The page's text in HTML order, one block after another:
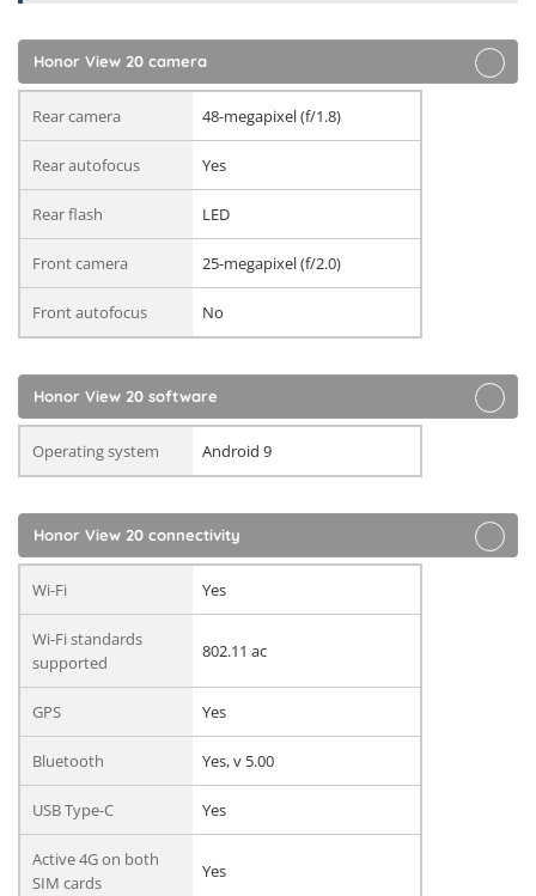
Honor View 20 camera
Rear camera 48-megapixel (f/1.8)
Rear autofocus Yes
Rear flash LED
Front camera 25-megapixel (f/2.0)
Front autofocus No
Honor View 20 software
Operating system Android 9
Honor View 20 connectivity
Wi-Fi Yes
Wi-Fi standards
supported
802.11 ac
GPS Yes
Bluetooth Yes, v 5.00
USB Type-C Yes
Active 4G on both
SIM cards
Yes